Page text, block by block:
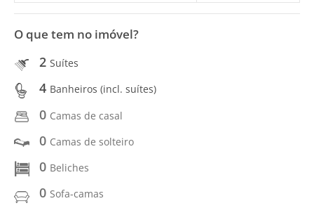
O que tem no imóvel?
2 Suítes
4 Banheiros (incl. suítes)
0 Camas de casal
0 Camas de solteiro
0 Beliches
0 Sofa-camas